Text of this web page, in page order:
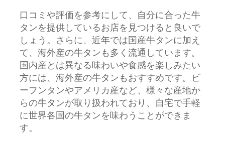
口コミや評価を参考にして、自分に合った牛
タンを提供しているお店を見つけると良いで
しょう。さらに、近年では国産牛タンに加え
て、海外産の牛タンも多く流通しています。
国内産とは異なる味わいや食感を楽しみたい
方には、海外産の牛タンもおすすめです。ビ
ーフンタンやアメリカ産など、様々な産地か
らの牛タンが取り扱われており、自宅で手軽
に世界各国の牛タンを味わうことができま
す。